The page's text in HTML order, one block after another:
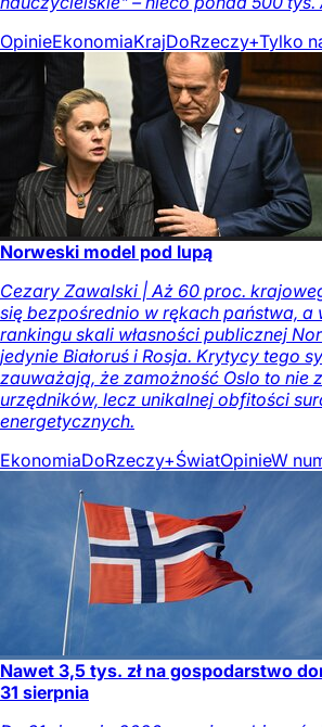
OpinieEkonomiaKrajDoRzeczy+Tylko
Norweski model pod lupą
Cezary Zawalski | Aż 60 proc.
się bezpośrednio w rękach państwa, a
rankingu skali własności publicznej
jedynie Białoruś i Rosja. Krytycy tego
zauważają, że zamożność Oslo to nie
urzędników, lecz unikalnej obfitości
energetycznych.
EkonomiaDoRzeczy+ŚwiatOpinieW
Nawet 3,5 tys. zł na gospodarstwo
31 sierpnia